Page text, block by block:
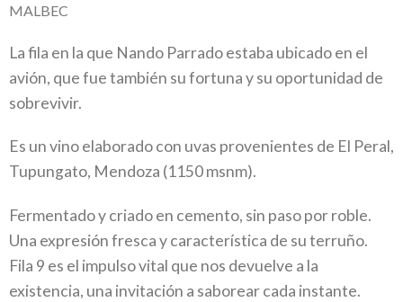
MALBEC
La fila en la que Nando Parrado estaba ubicado en el
avión, que fue también su fortuna y su oportunidad de
sobrevivir.
Es un vino elaborado con uvas provenientes de El Peral,
Tupungato, Mendoza (1150 msnm).
Fermentado y criado en cemento, sin paso por roble.
Una expresión fresca y característica de su terruño.
Fila 9 es el impulso vital que nos devuelve a la
existencia, una invitación a saborear cada instante.